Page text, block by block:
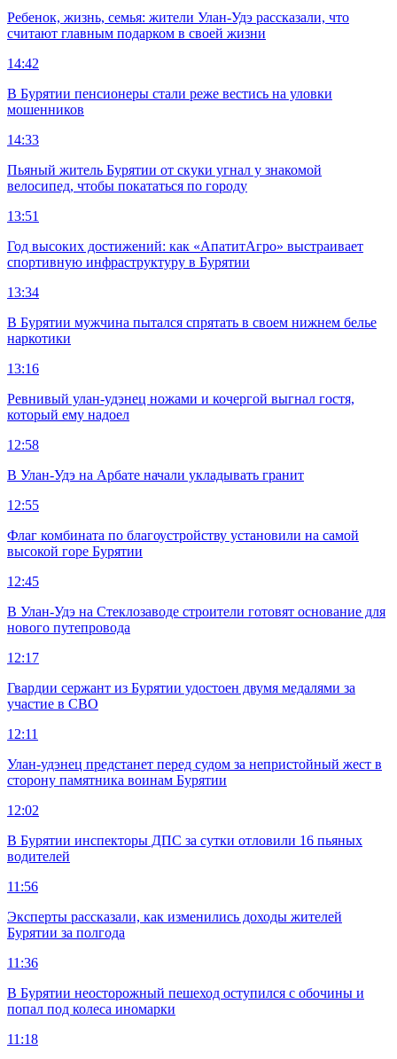
Ребенок, жизнь, семья: жители Улан-Удэ рассказали, что
считают главным подарком в своей жизни
14:42
В Бурятии пенсионеры стали реже вестись на уловки
мошенников
14:33
Пьяный житель Бурятии от скуки угнал у знакомой
велосипед, чтобы покататься по городу
13:51
Год высоких достижений: как «АпатитАгро» выстраивает
спортивную инфраструктуру в Бурятии
13:34
В Бурятии мужчина пытался спрятать в своем нижнем белье
наркотики
13:16
Ревнивый улан-удэнец ножами и кочергой выгнал гостя,
который ему надоел
12:58
В Улан-Удэ на Арбате начали укладывать гранит
12:55
Флаг комбината по благоустройству установили на самой
высокой горе Бурятии
12:45
В Улан-Удэ на Стеклозаводе строители готовят основание для
нового путепровода
12:17
Гвардии сержант из Бурятии удостоен двумя медалями за
участие в СВО
12:11
Улан-удэнец предстанет перед судом за непристойный жест в
сторону памятника воинам Бурятии
12:02
В Бурятии инспекторы ДПС за сутки отловили 16 пьяных
водителей
11:56
Эксперты рассказали, как изменились доходы жителей
Бурятии за полгода
11:36
В Бурятии неосторожный пешеход оступился с обочины и
попал под колеса иномарки
11:18